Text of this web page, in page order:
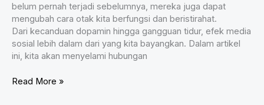
belum pernah terjadi sebelumnya, mereka juga dapat
mengubah cara otak kita berfungsi dan beristirahat.
Dari kecanduan dopamin hingga gangguan tidur, efek media
sosial lebih dalam dari yang kita bayangkan. Dalam artikel
ini, kita akan menyelami hubungan
Media
Read More »